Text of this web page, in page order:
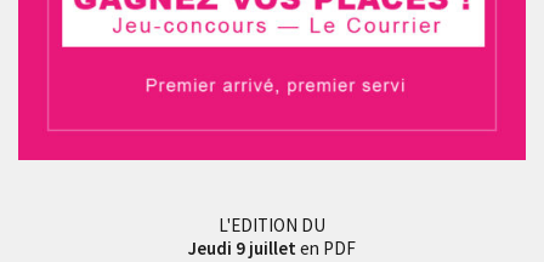
L'EDITION DU
Jeudi 9 juillet en PDF